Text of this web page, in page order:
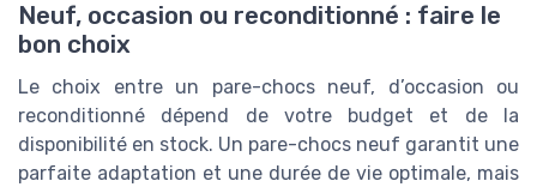
Neuf, occasion ou reconditionné : faire le
bon choix
Le choix entre un pare-chocs neuf, d’occasion ou
reconditionné dépend de votre budget et de la
disponibilité en stock. Un pare-chocs neuf garantit une
parfaite adaptation et une durée de vie optimale, mais